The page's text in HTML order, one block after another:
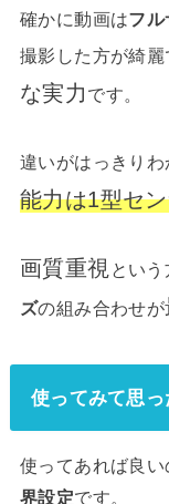
確かに動画はフ
撮影した方が綺麗
な実力 です。
違いがはっきりわ
能力は1型セ
画質重視 という
ズの組み合わせが
使ってみて思
使ってあれば良
界設定です。